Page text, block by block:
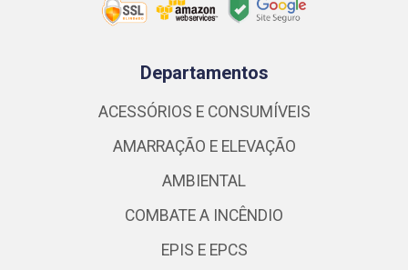
Departamentos
ACESSÓRIOS E CONSUMÍVEIS
AMARRAÇÃO E ELEVAÇÃO
AMBIENTAL
COMBATE A INCÊNDIO
EPIS E EPCS